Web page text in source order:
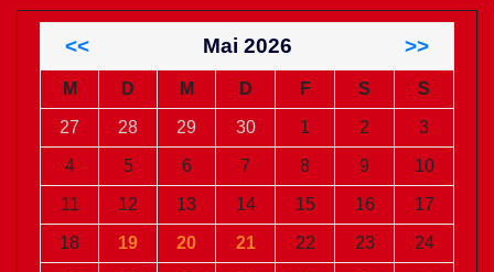
<< Mai 2026 >>
M D M D F S S
27 28 29 30 1 2 3
4 5 6 7 8 9 10
11 12 13 14 15 16 17
18 19 20 21 22 23 24